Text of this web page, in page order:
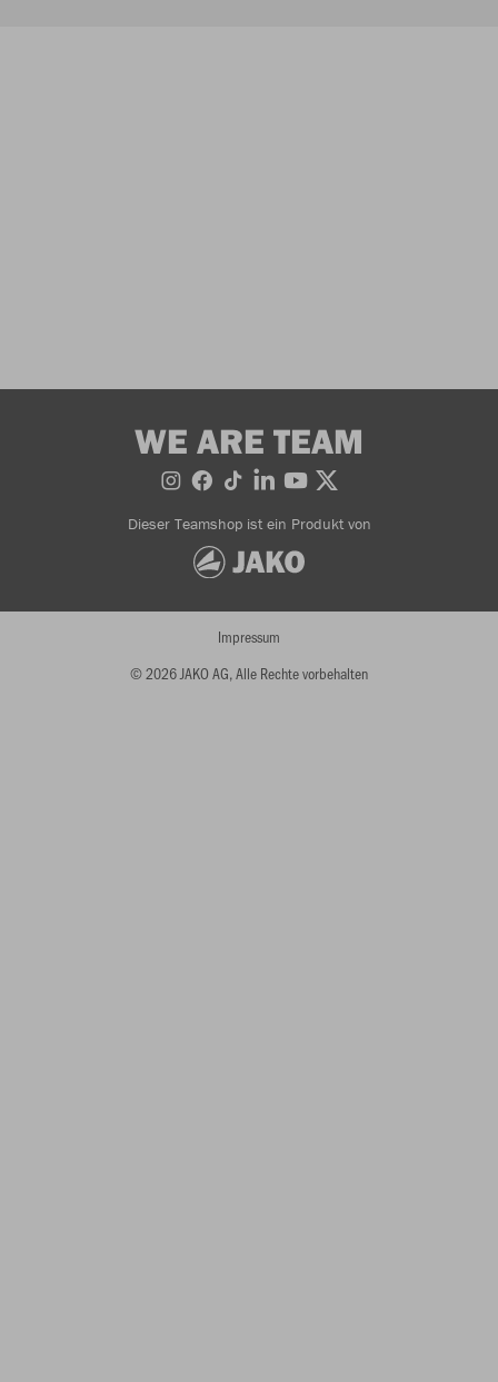
WE ARE TEAM
Dieser Teamshop ist ein Produkt von
© 2026 JAKO AG, Alle Rechte vorbehalten
Impressum